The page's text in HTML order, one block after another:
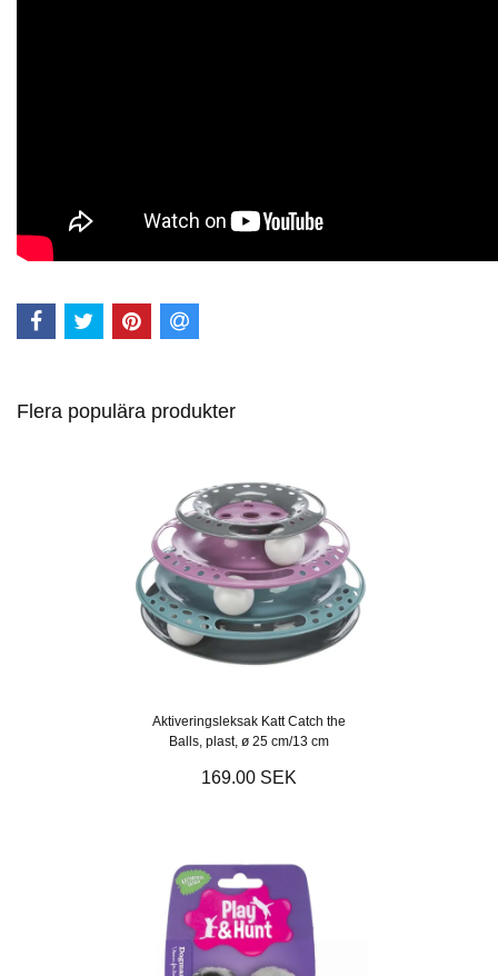
Flera populära produkter
Aktiveringsleksak Katt Catch the
Balls, plast, ø 25 cm/13 cm
169.00 SEK